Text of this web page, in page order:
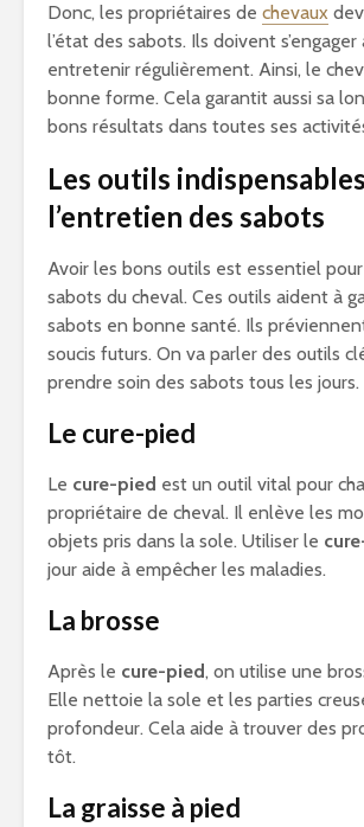
Donc, les propriétaires de chevaux
l’état des sabots. Ils doivent s’engager
entretenir régulièrement. Ainsi, le
bonne forme. Cela garantit aussi sa
bons résultats dans toutes ses
Les outils
l’entretien des sabots
Avoir les bons outils est essentiel
sabots du cheval. Ces outils aident à
sabots en bonne santé. Ils
soucis futurs. On va parler des outils
prendre soin des sabots tous les jours.
Le cure-pied
Le cure-pied est un outil vital pour
propriétaire de cheval. Il enlève les
objets pris dans la sole. Utiliser le
jour aide à empêcher les maladies.
La brosse
Après le cure-pied, on utilise une
Elle nettoie la sole et les parties
profondeur. Cela aide à trouver des
tôt.
La graisse à pied